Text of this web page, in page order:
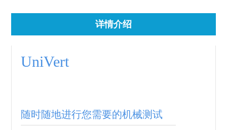
详情介绍
UniVert
随时随地进行您需要的机械测试